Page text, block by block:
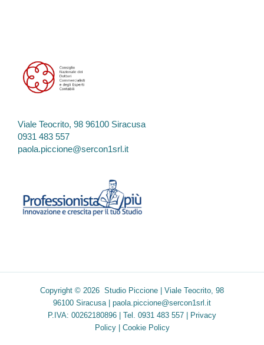
Viale Teocrito, 98 96100 Siracusa
0931 483 557
paola.piccione@sercon1srl.it
Copyright © 2026 Studio Piccione | Viale Teocrito, 98
96100 Siracusa | paola.piccione@sercon1srl.it
P.IVA: 00262180896 | Tel. 0931 483 557 | Privacy
Policy| Cookie Policy